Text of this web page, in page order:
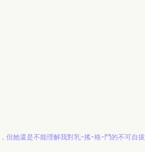
但她還是不能理解我對乳-搖-格-鬥的不可自拔